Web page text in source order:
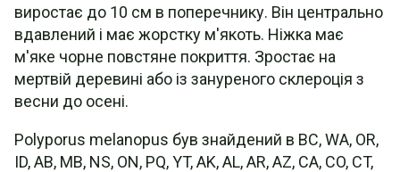
виростає до 10 см в поперечнику. Він центрально
вдавлений і має жорстку м'якоть. Ніжка має
м'яке чорне повстяне покриття. Зростає на
мертвій деревині або із зануреного склероція з
весни до осені.
Polyporus melanopus був знайдений в BC, WA, OR,
ID, AB, MB, NS, ON, PQ, YT, AK, AL, AR, AZ, CA, CO, CT,